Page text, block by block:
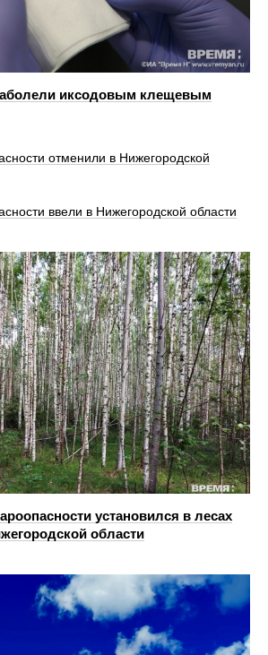
иксодовым клещевым
отменили в Нижегородской
ввели в Нижегородской области
установился в лесах
области